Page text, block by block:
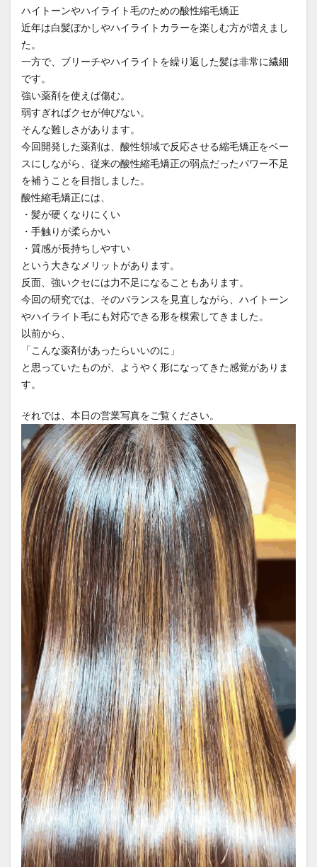
ハイトーンやハイライト毛のための酸性縮毛矯正
近年は白髪ぼかしやハイライトカラーを楽しむ方が増えまし
た。
一方で、ブリーチやハイライトを繰り返した髪は非常に繊細
です。
強い薬剤を使えば傷む。
弱すぎればクセが伸びない。
そんな難しさがあります。
今回開発した薬剤は、酸性領域で反応させる縮毛矯正をベー
スにしながら、従来の酸性縮毛矯正の弱点だったパワー不足
を補うことを目指しました。
酸性縮毛矯正には、
・髪が硬くなりにくい
・手触りが柔らかい
・質感が長持ちしやすい
という大きなメリットがあります。
反面、強いクセには力不足になることもあります。
今回の研究では、そのバランスを見直しながら、ハイトーン
やハイライト毛にも対応できる形を模索してきました。
以前から、
「こんな薬剤があったらいいのに」
と思っていたものが、ようやく形になってきた感覚がありま
す。
それでは、本日の営業写真をご覧ください。
再生毛
再生毛の縮毛矯正
前髪縮毛矯正
前髪縮毛矯正の失敗
医療
医療と美容の架け橋
回復美容の起源
地毛風ストレート
失敗のメカニズム
妊婦さんの縮毛矯正
子供の縮毛矯正
学校生活 学生
家族との絆
当日予約
抗がん剤後の髪質変化
抗がん剤治療後
抗がん剤治療後の髪
教育
施術時間短縮
時間が経っても扱いやすい髪
本当に？
東横線の上位サロン
根元の境目技術
毛先がパサつく
水素結合の仕組み
社会復帰
社会復帰支援
社会的役割
細毛の縮毛矯正
経皮毒の真実 綱島
縮毛矯正
縮毛矯正で髪が硬くなる
縮毛矯正のビビリ毛修正
縮毛矯正の上手い美容室
縮毛矯正の失敗
縮毛矯正の失敗直し
縮毛矯正の持ち
縮毛矯正の料金相場
縮毛矯正の本当の差
縮毛矯正の根元折れ
縮毛矯正の発がん性
縮毛矯正をやめたい
縮毛矯正失敗
縮毛矯正専門店
縮毛矯正専門店の価値
縮毛矯正専門店の薬剤
縮毛矯正当日のシャンプー
美容の力で支える医療
美容室
美容室崩壊とお待たせ
美容師
美容院で断られた
聖地離れとローカル回帰
脱毛
脱縮毛矯正
自信
自毛デビュー
自然に仕上がる縮毛矯正
薬剤開発
行政
近所の美容室の探し方
過収斂
過還元のリスク
還元不足
部分縮毛矯正
酸性ストレート
酸熱トリートメント
酸熱トリートメントの失敗
酸熱トリートメントの罠
髪が硬い
髪が硬くならない縮毛矯正
髪の内部爆発
髪の呼吸
髪の悩み
髪の成長
髪の毛担当大臣
髪の過収斂
髪の過収斂を直す
髪は元に戻る